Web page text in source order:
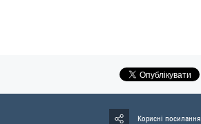
Корисні посилання